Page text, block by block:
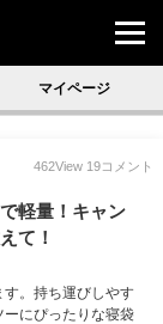
マイページ
462View 19コメント
軽量！キャン
て！
。持ち運びしやす
にぴったりな寝袋